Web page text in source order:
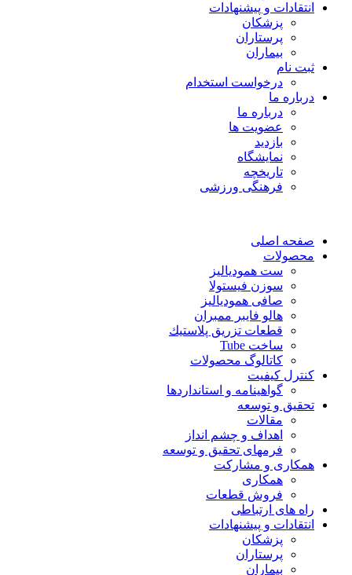
و پيشنهادات
پزشكان
پرستاران
بيماران
نام
درخواست استخدام
ما
درباره ما
عضویت ها
نمایشگاه
تاريخچه
فرهنگی ورزشی
اصلی
ست همودیالیز
سوزن فیستولا
صافی همودیالیز
هالو فایبر ممبران
قطعات تزريق پلاستيك
ساخت Tube
کاتالوگ محصولات
کیفیت
گواهينامه و استانداردها
و توسعه
مقالات
اهداف و چشم انداز
فرمهای تحقیق و توسعه
و مشارکت
همکاری
فروش قطعات
های ارتباطی
و پيشنهادات
پزشكان
پرستاران
بيماران